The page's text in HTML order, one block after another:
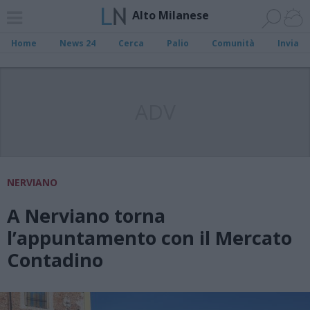
Alto Milanese
Home News 24 Cerca Palio Comunità Invia
NERVIANO
A Nerviano torna
l’appuntamento con il Mercato
Contadino